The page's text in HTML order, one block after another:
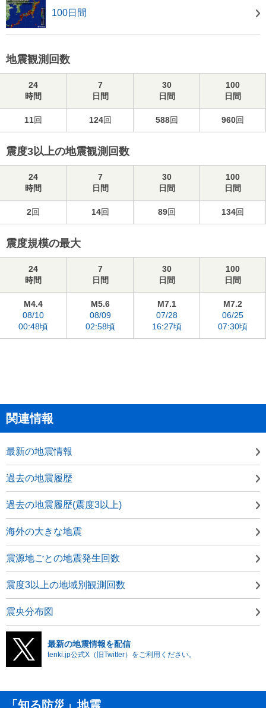
100日間
地震観測回数
24
時間
7
日間
30
日間
100
日間
11回 124回 588回 960回
震度3以上の地震観測回数
24
時間
7
日間
30
日間
100
日間
2回 14回 89回 134回
震度規模の最大
24
時間
7
日間
30
日間
100
日間
M4.4
08/10
00:48頃
M5.6
08/09
02:58頃
M7.1
07/28
16:27頃
M7.2
06/25
07:30頃
関連情報
最新の地震情報
過去の地震履歴
過去の地震履歴(震度3以上)
海外の大きな地震
震源地ごとの地震発生回数
震度3以上の地域別観測回数
震央分布図
最新の地震情報を配信
tenki.jp公式X（旧Twitter）をご利用ください。
「知る防災」地震